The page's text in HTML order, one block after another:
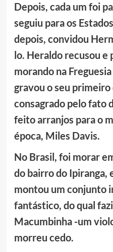
Depois, cada um foi
seguiu para os
depois, convidou
lo. Heraldo recusou
morando na
gravou o seu
consagrado pelo fato
feito arranjos para o
época, Miles Davis.
No Brasil, foi morar
do bairro do Ipiranga,
montou um conjunto
fantástico, do qual
Macumbinha -um
morreu cedo.